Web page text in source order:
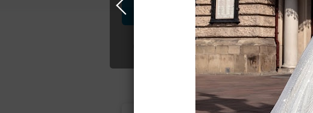
Профессионалы и услуги
Свадьба в Самаре Свадебные платья
Подбор